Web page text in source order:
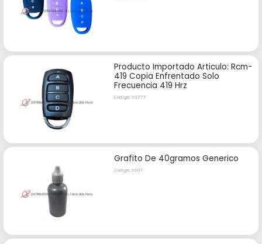
Producto Importado Articulo: Rcm-
419 Copia Enfrentado Solo
Frecuencia 419 Hrz
Código: 16777
Grafito De 40gramos Generico
Código: 6607